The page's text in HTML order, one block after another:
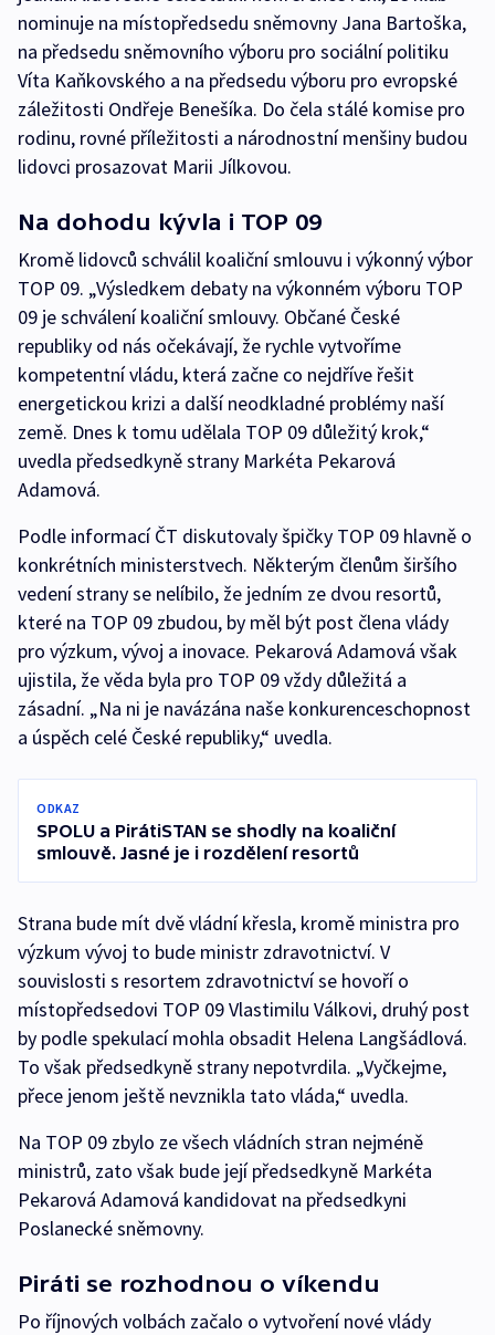
nominuje na místopředsedu sněmovny Jana Bartoška,
na předsedu sněmovního výboru pro sociální politiku
Víta Kaňkovského a na předsedu výboru pro evropské
záležitosti Ondřeje Benešíka. Do čela stálé komise pro
rodinu, rovné příležitosti a národnostní menšiny budou
lidovci prosazovat Marii Jílkovou.
Na dohodu kývla i TOP 09
Kromě lidovců schválil koaliční smlouvu i výkonný výbor
TOP 09. „Výsledkem debaty na výkonném výboru TOP
09 je schválení koaliční smlouvy. Občané České
republiky od nás očekávají, že rychle vytvoříme
kompetentní vládu, která začne co nejdříve řešit
energetickou krizi a další neodkladné problémy naší
země. Dnes k tomu udělala TOP 09 důležitý krok,“
uvedla předsedkyně strany Markéta Pekarová
Adamová.
Podle informací ČT diskutovaly špičky TOP 09 hlavně o
konkrétních ministerstvech. Některým členům širšího
vedení strany se nelíbilo, že jedním ze dvou resortů,
které na TOP 09 zbudou, by měl být post člena vlády
pro výzkum, vývoj a inovace. Pekarová Adamová však
ujistila, že věda byla pro TOP 09 vždy důležitá a
zásadní. „Na ni je navázána naše konkurenceschopnost
a úspěch celé České republiky,“ uvedla.
ODKAZ
SPOLU a PirátiSTAN se shodly na koaliční
smlouvě. Jasné je i rozdělení resortů
Strana bude mít dvě vládní křesla, kromě ministra pro
výzkum vývoj to bude ministr zdravotnictví. V
souvislosti s resortem zdravotnictví se hovoří o
místopředsedovi TOP 09 Vlastimilu Válkovi, druhý post
by podle spekulací mohla obsadit Helena Langšádlová.
To však předsedkyně strany nepotvrdila. „Vyčkejme,
přece jenom ještě nevznikla tato vláda,“ uvedla.
Na TOP 09 zbylo ze všech vládních stran nejméně
ministrů, zato však bude její předsedkyně Markéta
Pekarová Adamová kandidovat na předsedkyni
Poslanecké sněmovny.
Piráti se rozhodnou o víkendu
Po říjnových volbách začalo o vytvoření nové vlády